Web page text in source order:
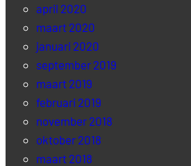
april 2020
maart 2020
januari 2020
september 2019
maart 2019
februari 2019
november 2018
oktober 2018
maart 2018